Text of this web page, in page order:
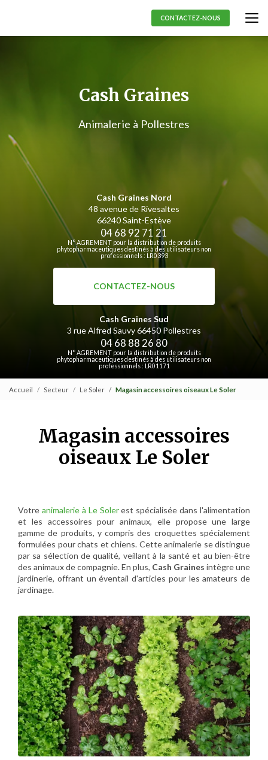
CONTACTEZ-NOUS
Cash Graines
Animalerie à Pollestres
Cash Graines Nord
48 avenue de Rivesaltes
66240 Saint-Estève
04 68 92 71 21
N° AGREMENT pour la distribution de produits
phytopharmaceutiques destinés à des utilisateurs non
professionnels : LR0393
CONTACTEZ-NOUS
Cash Graines Sud
3 rue Alfred Sauvy66450 Pollestres
04 68 88 26 80
N° AGREMENT pour la distribution de produits
phytopharmaceutiques destinés à des utilisateurs non
professionnels : LR01171
Accueil Secteur Le Soler Magasin accessoires oiseaux Le Soler
Magasin accessoires
oiseaux Le Soler
Votre animalerie à Le Solerest spécialisée dans l'alimentation
et les accessoires pour animaux, elle propose une large
gamme de produits, y compris des croquettes spécialement
formulées pour chats et chiens. Cette animalerie se distingue
par sa sélection de qualité, veillant à la santé et au bien-être
des animaux de compagnie. En plus, Cash Graines intègre une
jardinerie, offrant un éventail d'articles pour les amateurs de
jardinage.